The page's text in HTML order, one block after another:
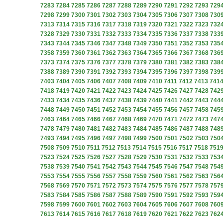
7283 7284 7285 7286 7287 7288 7289 7290 7291 7292 7293
7298 7299 7300 7301 7302 7303 7304 7305 7306 7307 7308
7313 7314 7315 7316 7317 7318 7319 7320 7321 7322 7323
7328 7329 7330 7331 7332 7333 7334 7335 7336 7337 7338
7343 7344 7345 7346 7347 7348 7349 7350 7351 7352 7353
7358 7359 7360 7361 7362 7363 7364 7365 7366 7367 7368
7373 7374 7375 7376 7377 7378 7379 7380 7381 7382 7383
7388 7389 7390 7391 7392 7393 7394 7395 7396 7397 7398
7403 7404 7405 7406 7407 7408 7409 7410 7411 7412 7413 7414
7418 7419 7420 7421 7422 7423 7424 7425 7426 7427 7428
7433 7434 7435 7436 7437 7438 7439 7440 7441 7442 7443
7448 7449 7450 7451 7452 7453 7454 7455 7456 7457 7458
7463 7464 7465 7466 7467 7468 7469 7470 7471 7472 7473
7478 7479 7480 7481 7482 7483 7484 7485 7486 7487 7488
7493 7494 7495 7496 7497 7498 7499 7500 7501 7502 7503
7508 7509 7510 7511 7512 7513 7514 7515 7516 7517 7518 7519
7523 7524 7525 7526 7527 7528 7529 7530 7531 7532 7533
7538 7539 7540 7541 7542 7543 7544 7545 7546 7547 7548
7553 7554 7555 7556 7557 7558 7559 7560 7561 7562 7563
7568 7569 7570 7571 7572 7573 7574 7575 7576 7577 7578
7583 7584 7585 7586 7587 7588 7589 7590 7591 7592 7593
7598 7599 7600 7601 7602 7603 7604 7605 7606 7607 7608
7613 7614 7615 7616 7617 7618 7619 7620 7621 7622 7623